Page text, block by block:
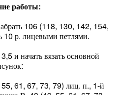
работы:
106 (118, 130, 142, 154,
10 р. лицевыми петлями.
и начать вязать основной
61, 67, 73, 79) лиц. п., 1-й